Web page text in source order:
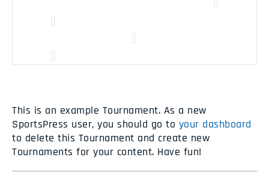
This is an example Tournament. As a new
SportsPress user, you should go to your dashboard
to delete this Tournament and create new
Tournaments for your content. Have fun!